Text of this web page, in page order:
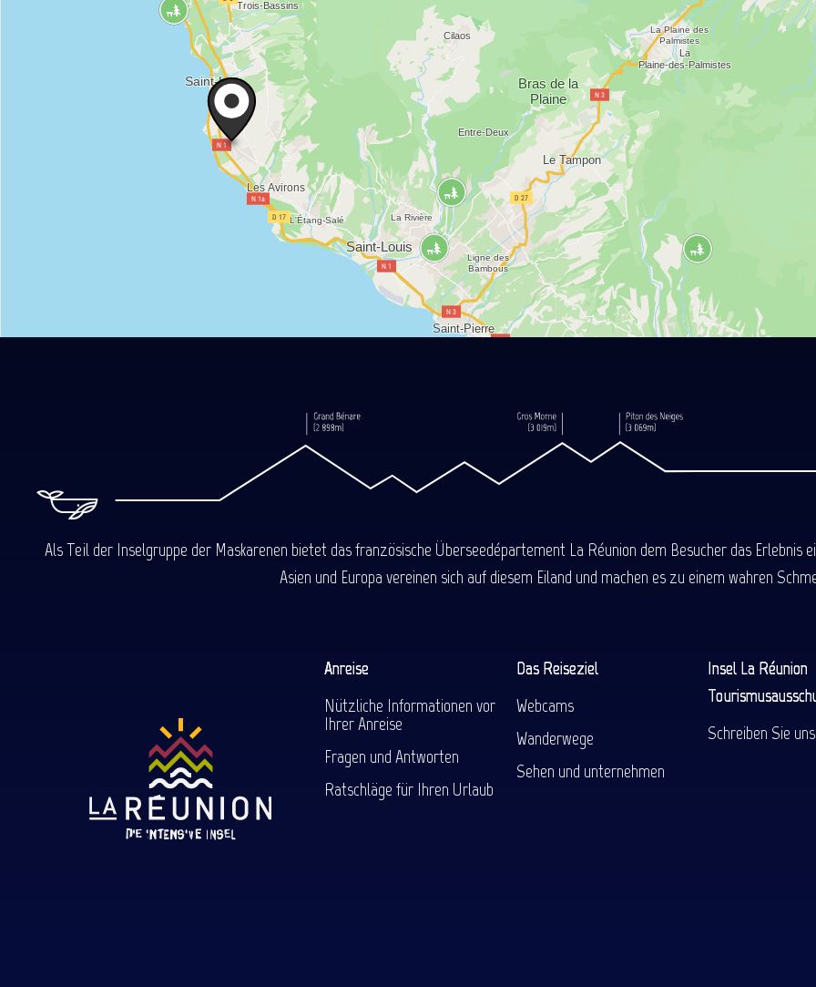
Als Teil der Inselgruppe der Maskarenen bietet das französische Überseedépartement La Réunion dem Besucher das Erlebnis
Asien und Europa vereinen sich auf diesem Eiland und machen es zu einem wahren
Anreise
Nützliche Informationen vor
Ihrer Anreise
Fragen und Antworten
Ratschläge für Ihren Urlaub
Das Reiseziel
Webcams
Wanderwege
Sehen und unternehmen
Insel La Réunion
Schreiben Sie uns